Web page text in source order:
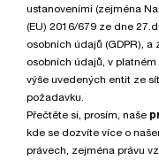
ustanoveními (zejména
(EU) 2016/679 ze dne
osobních údajů (GDPR),
osobních údajů, v
výše uvedených entit ze
požadavku.
Přečtěte si, prosím, naše
kde se dozvíte více o
právech, zejména právu